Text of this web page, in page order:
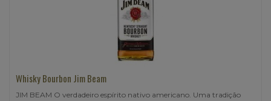
Whisky Bourbon Jim Beam
JIM BEAM O verdadeiro espírito nativo americano. Uma tradição